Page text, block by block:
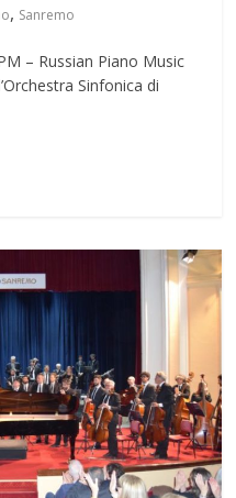
, Sanremo
– Russian Piano Music
Sinfonica di